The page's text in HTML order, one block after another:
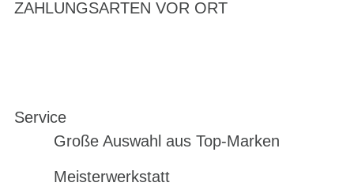
ZAHLUNGSARTEN VOR ORT
Service
Große Auswahl aus Top-Marken
Meisterwerkstatt